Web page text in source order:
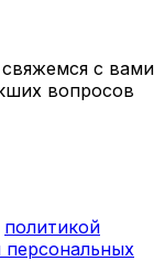
с вами
вопросов
политикой
персональных